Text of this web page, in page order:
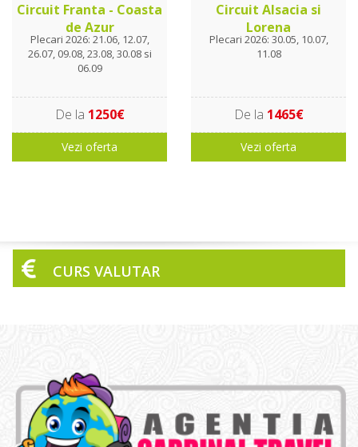
Circuit Franta - Coasta
de Azur
Plecari 2026: 21.06, 12.07,
26.07, 09.08, 23.08, 30.08 si
06.09
De la 1250€
Vezi oferta
Circuit Alsacia si
Lorena
Plecari 2026: 30.05, 10.07,
11.08
De la 1465€
Vezi oferta
CURS VALUTAR